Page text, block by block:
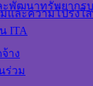
และความโปร่งใ
ITA
ะพัฒนาทรัพยากร
าง
ร่วม